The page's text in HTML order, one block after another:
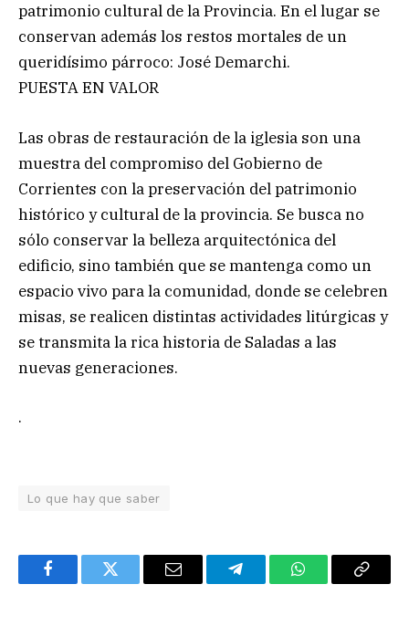
patrimonio cultural de la Provincia. En el lugar se
conservan además los restos mortales de un
queridísimo párroco: José Demarchi.
PUESTA EN VALOR
Las obras de restauración de la iglesia son una
muestra del compromiso del Gobierno de
Corrientes con la preservación del patrimonio
histórico y cultural de la provincia. Se busca no
sólo conservar la belleza arquitectónica del
edificio, sino también que se mantenga como un
espacio vivo para la comunidad, donde se celebren
misas, se realicen distintas actividades litúrgicas y
se transmita la rica historia de Saladas a las
nuevas generaciones.
.
Lo que hay que saber
FacebookTwitter Email TelegramWhatsAppCopy